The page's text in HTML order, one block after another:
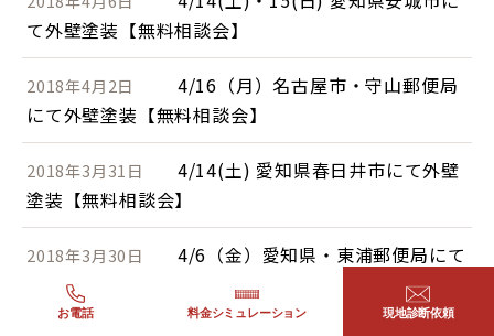
て外壁塗装【無料相談会】
2018年4月2日
4/16（月）名古屋市・守山郵便局
にて外壁塗装【無料相談会】
2018年3月31日
4/14(土) 愛知県春日井市にて外壁
塗装【無料相談会】
2018年3月30日
4/6（金）愛知県・東浦郵便局にて
外壁塗装【無料相談会】
お電話 料金シミュレーション 現地診断依頼